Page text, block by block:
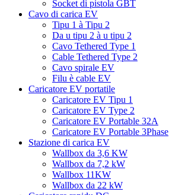
Socket di pistola GBT
Cavo di carica EV
Tipu 1 à Tipu 2
Da u tipu 2 à u tipu 2
Cavo Tethered Type 1
Cable Tethered Type 2
Cavo spirale EV
Filu è cable EV
Caricatore EV portatile
Caricatore EV Tipu 1
Caricatore EV Type 2
Caricatore EV Portable 32A
Caricatore EV Portable 3Phase
Stazione di carica EV
Wallbox da 3,6 KW
Wallbox da 7,2 kW
Wallbox 11KW
Wallbox da 22 kW